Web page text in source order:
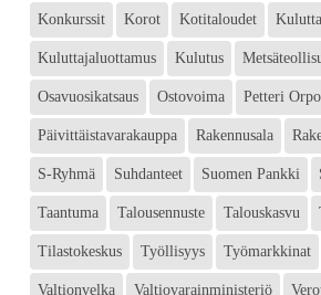
Konkurssit Korot Kotitaloudet
Kuluttajaluottamus Kulutus
Osavuosikatsaus Ostovoima Petteri Orpo
Päivittäistavarakauppa Rakennusala
S-Ryhmä Suhdanteet Suomen Pankki
Taantuma Talousennuste Talouskasvu
Tilastokeskus Työllisyys Työmarkkinat
Valtionvelka Valtiovarainministeriö